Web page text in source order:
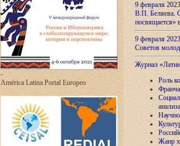
-
América Latina Portal Europeo
9 февраля
В.П. Беляева.
посвящается»
9 февраля
Советов
Журнал
Роль
анализа
Жанр